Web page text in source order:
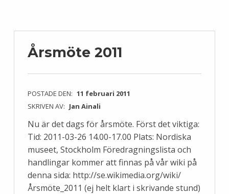
Årsmöte 2011
POSTADE DEN: 11 februari 2011
SKRIVEN AV: Jan Ainali
Nu är det dags för årsmöte. Först det viktiga:
Tid: 2011-03-26 14.00-17.00 Plats: Nordiska
museet, Stockholm Föredragningslista och
handlingar kommer att finnas på vår wiki på
denna sida: http://se.wikimedia.org/wiki/
Årsmöte_2011 (ej helt klart i skrivande stund)